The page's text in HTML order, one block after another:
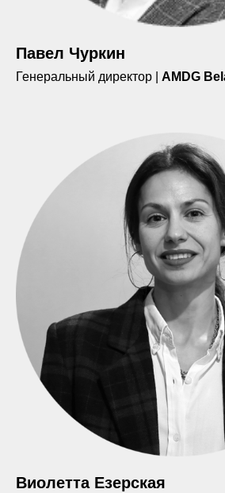
Павел Чуркин
Генеральный директор | AMDG
Виолетта Езерская